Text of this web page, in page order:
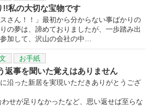
!!私の大切な宝物です
さん！！」最初から分からない事ばかりの
の夢は、諦めておりましたが、一歩踏み出
加して、沢山の会社の中…
お手紙
返事を聞いた覚えはありません
沿った新居を実現いただきありがとうござ
せが足りなかったなど、思い返せば至らな